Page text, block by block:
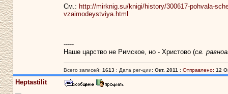
См.: http://mirknig.su/knigi/history/300617-pohvala-
vzaimodeystviya.html
-----
Наше царство не Римское, но - Христово (св.
Всего записей: 1613: Дата рег-ции: Окт. 2011 : Отправлено: 12
Heptastilit